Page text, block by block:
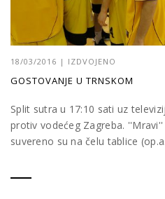
18/03/2016 | IZDVOJENO
GOSTOVANJE U TRNSKOM
Split sutra u 17:10 sati uz
protiv vodećeg Zagreba.
suvereno su na čelu tablice